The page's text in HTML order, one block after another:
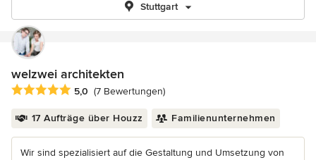
Stuttgart
welzwei architekten
Durchschnittliche Bewertung: 5 von 5 Sternen
5,0 (7 Bewertungen)
17 Aufträge über Houzz Familienunternehmen
Wir sind spezialisiert auf die Gestaltung und Umsetzung von